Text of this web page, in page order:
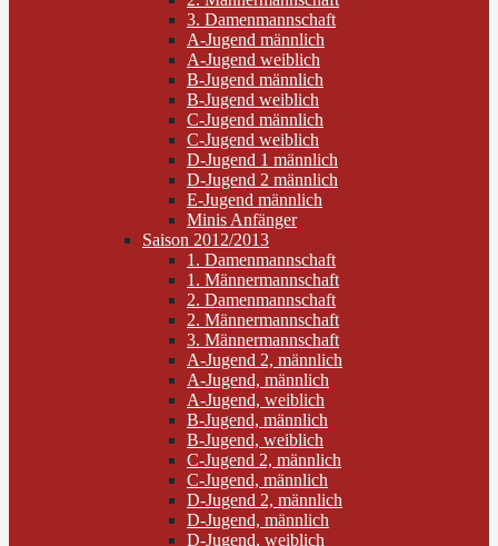
3. Damenmannschaft
A-Jugend männlich
A-Jugend weiblich
B-Jugend männlich
B-Jugend weiblich
C-Jugend männlich
C-Jugend weiblich
D-Jugend 1 männlich
D-Jugend 2 männlich
E-Jugend männlich
Minis Anfänger
Saison 2012/2013
1. Damenmannschaft
1. Männermannschaft
2. Damenmannschaft
2. Männermannschaft
3. Männermannschaft
A-Jugend 2, männlich
A-Jugend, männlich
A-Jugend, weiblich
B-Jugend, männlich
B-Jugend, weiblich
C-Jugend 2, männlich
C-Jugend, männlich
D-Jugend 2, männlich
D-Jugend, männlich
D-Jugend, weiblich